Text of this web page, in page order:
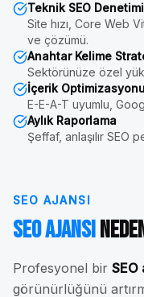
Teknik SEO Denetimi
Site hızı, Core Web
ve çözümü.
Anahtar Kelime
Sektörünüze özel
İçerik Optimizasyonu
E-E-A-T uyumlu,
Aylık Raporlama
Şeffaf, anlaşılır SEO
SEO AJANSI
SEO Ajansı
Profesyonel bir SEO
görünürlüğünü